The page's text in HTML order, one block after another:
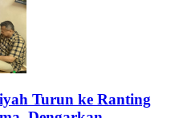
Turun ke Ranting